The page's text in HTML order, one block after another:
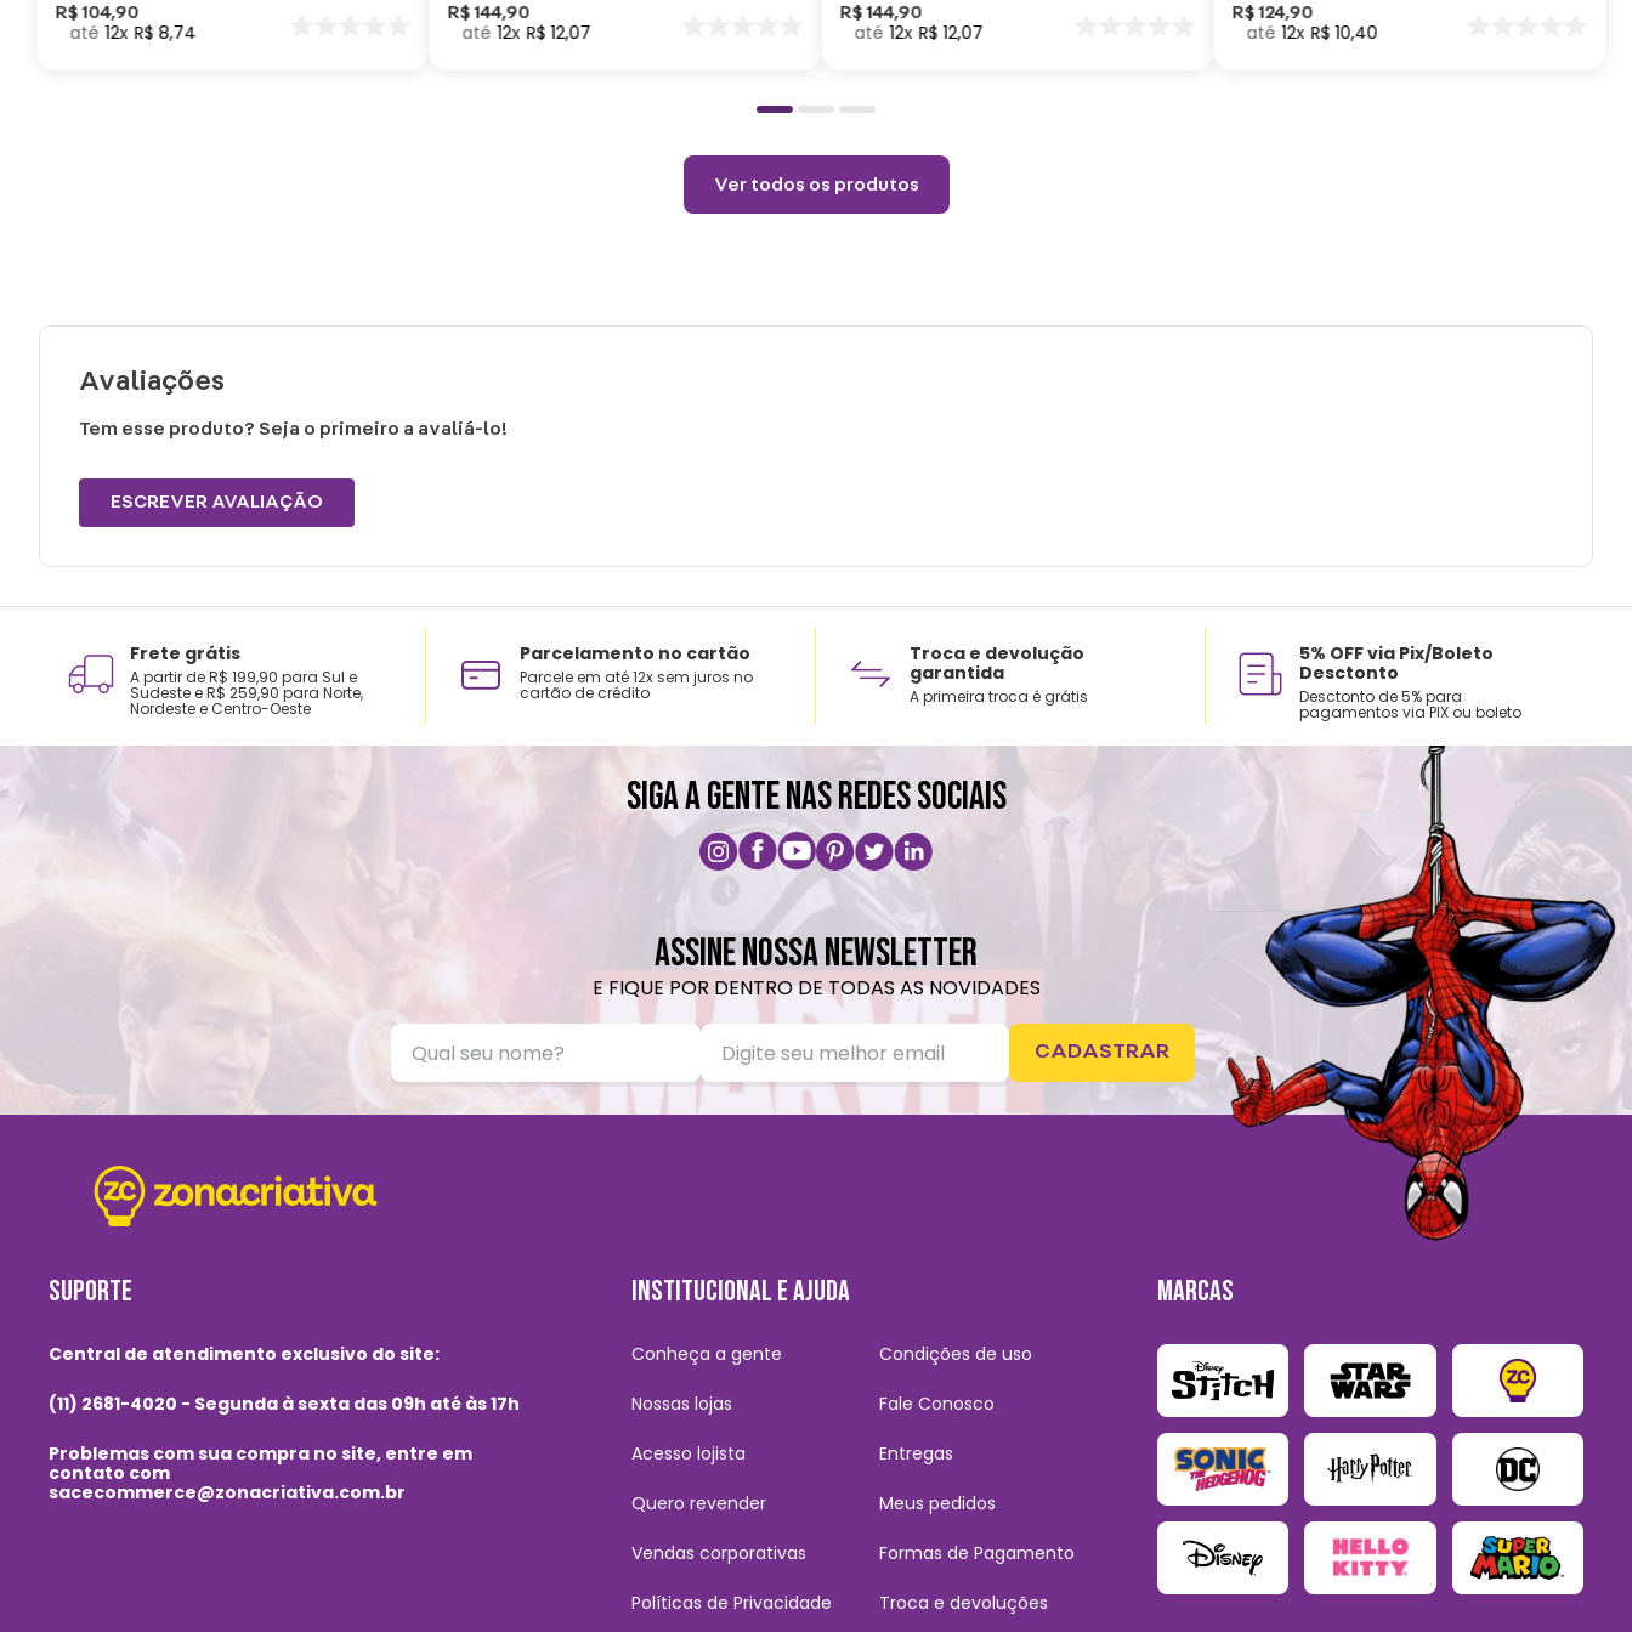
Não vai ao micro-ondas, nem a lava-louças.
R$ 104,90
12 R$ 8,74
Como Treinar
seu Dragão
R$ 144,90
12 R$ 12,07
R$ 144,90
12 R$ 12,07
R$ 124,90
12 R$ 10,40
Ver todos os produtos
Avaliações
Tem esse produto? Seja o primeiro a avaliá-lo!
ESCREVER AVALIAÇÃO
Frete grátis
A partir de R$ 199,90 para Sul e
Sudeste e R$ 259,90 para Norte,
Nordeste e Centro-Oeste
Parcelamento no cartão
Parcele em até 12x sem juros no
cartão de crédito
Troca e devolução
garantida
A primeira troca é grátis
5% OFF via Pix/Boleto
Desctonto
Desctonto de 5% para
pagamentos via PIX ou boleto
SIGA A GENTE NAS REDES SOCIAIS
ASSINE NOSSA NEWSLETTER
E FIQUE POR DENTRO DE TODAS AS NOVIDADES
CADASTRAR
SUPORTE
Central de atendimento exclusivo do site:
(11) 2681-4020 - Segunda à sexta das 09h até às 17h
Problemas com sua compra no site, entre em
contato com
sacecommerce@zonacriativa.com.br
INSTITUCIONAL E AJUDA
Conheça a gente
Nossas lojas
Acesso lojista
Quero revender
Vendas corporativas
Políticas de Privacidade
Condições de uso
Fale Conosco
Entregas
Meus pedidos
Formas de Pagamento
Troca e devoluções
MARCAS